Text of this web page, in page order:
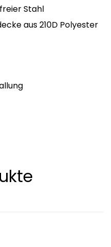
Stahl
aus 210D Polyester